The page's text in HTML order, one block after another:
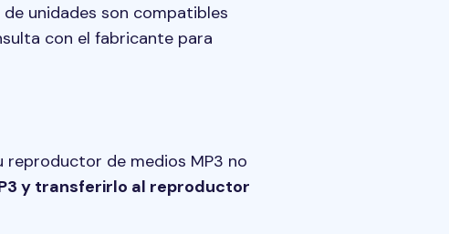
unidades son compatibles
con el fabricante para
de medios MP3 no
y transferirlo al reproductor